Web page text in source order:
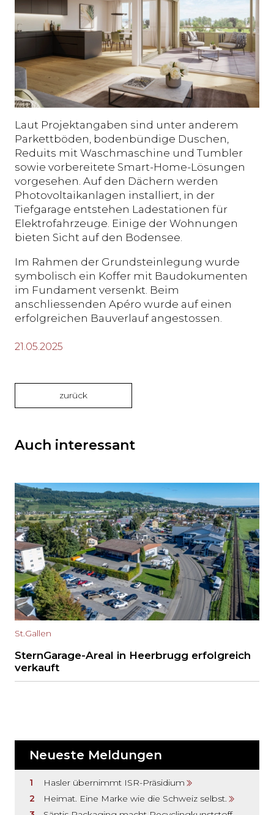
Laut Projektangaben sind unter anderem
Parkettböden, bodenbündige Duschen,
Reduits mit Waschmaschine und Tumbler
sowie vorbereitete Smart-Home-Lösungen
vorgesehen. Auf den Dächern werden
Photovoltaikanlagen installiert, in der
Tiefgarage entstehen Ladestationen für
Elektrofahrzeuge. Einige der Wohnungen
bieten Sicht auf den Bodensee.
Im Rahmen der Grundsteinlegung wurde
symbolisch ein Koffer mit Baudokumenten
im Fundament versenkt. Beim
anschliessenden Apéro wurde auf einen
erfolgreichen Bauverlauf angestossen.
21.05.2025
zurück
Auch interessant
St.Gallen
SternGarage-Areal in Heerbrugg erfolgreich
verkauft
Neueste Meldungen
Hasler übernimmt ISR-Präsidium
Heimat. Eine Marke wie die Schweiz selbst.